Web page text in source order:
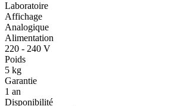
Laboratoire
Affichage
Analogique
Alimentation
220 - 240 V
Poids
5 kg
Garantie
1 an
Disponibilité